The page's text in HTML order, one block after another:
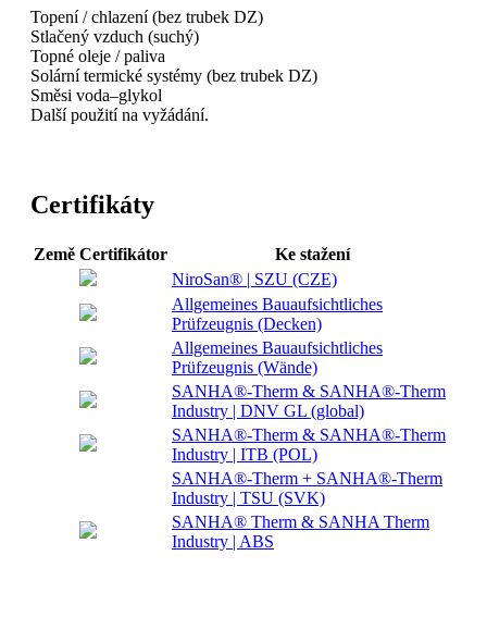
Topení / chlazení (bez trubek DZ)
Stlačený vzduch (suchý)
Topné oleje / paliva
Solární termické systémy (bez trubek DZ)
Směsi voda–glykol
Další použití na vyžádání.
Certifikáty
Země Certifikátor
Ke stažení
NiroSan® | SZU (CZE)
Allgemeines Bauaufsichtliches
Prüfzeugnis (Decken)
Allgemeines Bauaufsichtliches
Prüfzeugnis (Wände)
SANHA®-Therm & SANHA®-Therm
Industry | DNV GL (global)
SANHA®-Therm & SANHA®-Therm
Industry | ITB (POL)
SANHA®-Therm + SANHA®-Therm
Industry | TSU (SVK)
SANHA® Therm & SANHA Therm
Industry | ABS